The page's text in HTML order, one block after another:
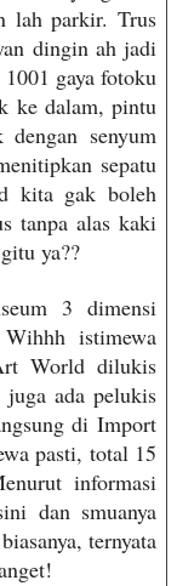
lah parkir. Trus
dingin ah jadi
gaya fotoku
ke dalam, pintu
senyum
sepatu
kita gak boleh
tanpa alas kaki
ya??
3 dimensi
istimewa
World dilukis
ada pelukis
di Import
pasti, total 15
informasi
dan smuanya
ternyata